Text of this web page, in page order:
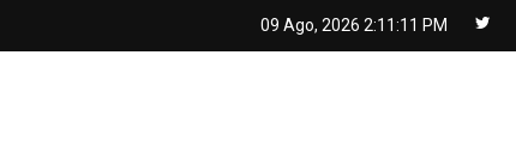
09 Ago, 2026 2:11:12 PM